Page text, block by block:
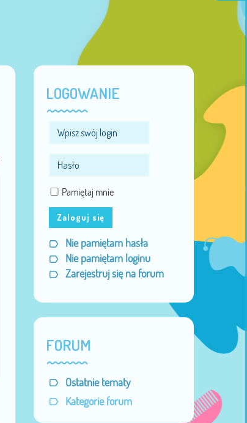
LOGOWANIE
Pamiętaj mnie
Zaloguj się
Nie pamiętam hasła
Nie pamiętam loginu
Zarejestruj się na forum
FORUM
Ostatnie tematy
Kategorie forum